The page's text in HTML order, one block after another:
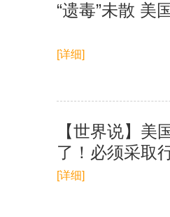
“遗毒”未散 美
[详细]
【世界说】
了！必须采取
[详细]